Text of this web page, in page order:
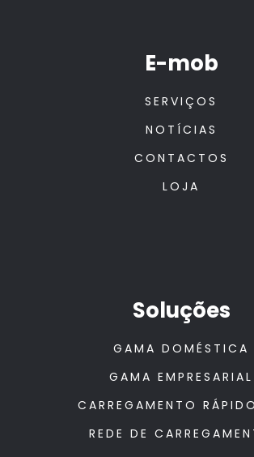
E-mob
SERVIÇOS
NOTÍCIAS
CONTACTOS
LOJA
Soluções
GAMA DOMÉSTICA
GAMA EMPRESARIAL
CARREGAMENTO
REDE DE